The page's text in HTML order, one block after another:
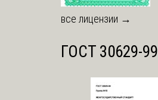
все лицензии →
ГОСТ 30629-99